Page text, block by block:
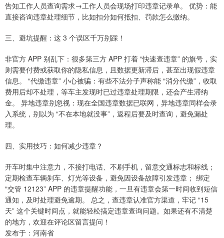
告知工作人员查询需求→工作人员会现场打印违章记录单。 优势：能
直接咨询违章处理细节，比如扣分如何抵扣、罚款怎么缴纳。
三、避坑提醒：这 3 个误区千万别踩！
非官方 APP 别乱下：很多第三方 APP 打着 “快速查违章” 的旗号，实
则需要付费或获取你的隐私信息，且数据更新滞后，甚至出现假违章
信息。 “代缴违章” 小心被骗：有些不法分子声称能 “消分代缴”，收取
费用后却不处理，等车主发现时已过违章处理期限，还会产生滞纳
金。 异地违章别忽视：现在全国违章数据已联网，异地违章同样会录
入系统，别以为 “不在本地就没事”，返程后要及时查询，避免漏处
理。
四、实用技巧：如何减少违章？
开车时集中注意力，不接打电话、不刷手机，留意交通标志和标线；
定期检查车辆刹车、灯光等设备，避免因设备故障引发违章； 绑定
“交管 12123” APP 的违章提醒功能，一旦有违章会第一时间收到短信
通知，及时处理避免逾期。 总之，查违章认准官方渠道，牢记 “15
天” 这个关键时间点，就能轻松搞定违章查询问题。如果还有不清楚
的地方，欢迎在评论区留言提问！
发布于：河南省